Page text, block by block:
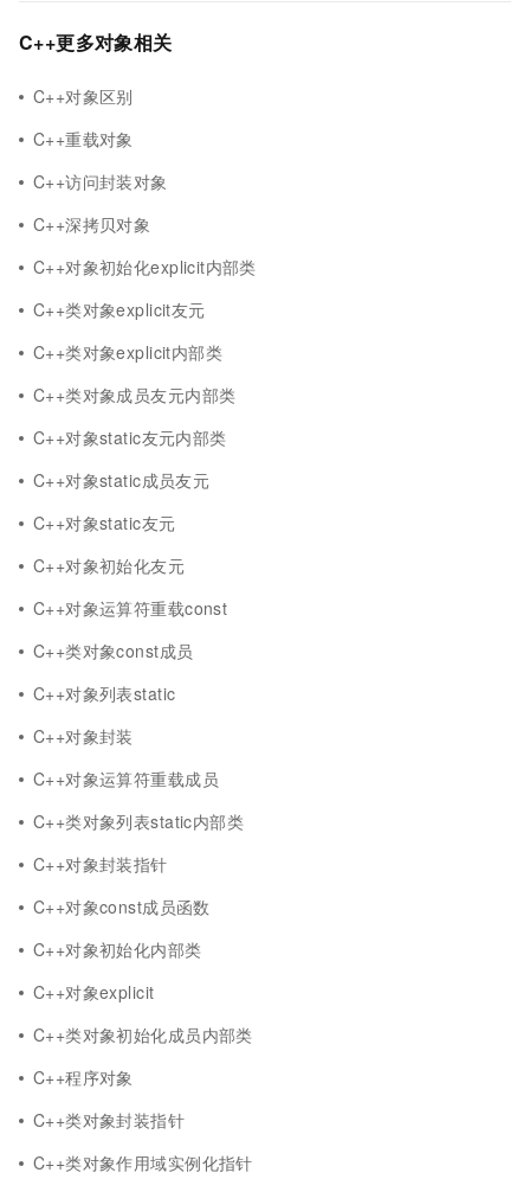
C++更多对象相关
C++对象区别
C++重载对象
C++访问封装对象
C++深拷贝对象
C++对象初始化explicit内部类
C++类对象explicit友元
C++类对象explicit内部类
C++类对象成员友元内部类
C++对象static友元内部类
C++对象static成员友元
C++对象static友元
C++对象初始化友元
C++对象运算符重载const
C++类对象const成员
C++对象列表static
C++对象封装
C++对象运算符重载成员
C++类对象列表static内部类
C++对象封装指针
C++对象const成员函数
C++对象初始化内部类
C++对象explicit
C++类对象初始化成员内部类
C++程序对象
C++类对象封装指针
C++类对象作用域实例化指针